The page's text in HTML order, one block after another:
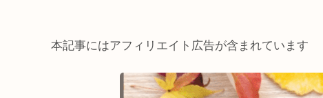
本記事にはアフィリエイト広告が含まれています